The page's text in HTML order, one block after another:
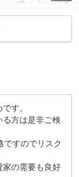
す。
方は是非ご検
ですのでリスク
家の需要も良好